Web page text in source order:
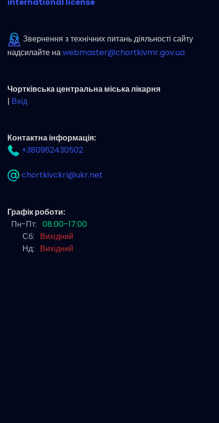
international license
Звернення з технічних питань діяльності сайту
надсилайте наwebmaster@chortkivmr.gov.ua
Чортківська центральна міська лікарня
| Вхід
Контактна інформація:
+380962430502
chortkivckrl@ukr.net
Графік роботи:
Пн-Пт: 08:00–17:00
Сб:
Вихідний
Нд:
Вихідний